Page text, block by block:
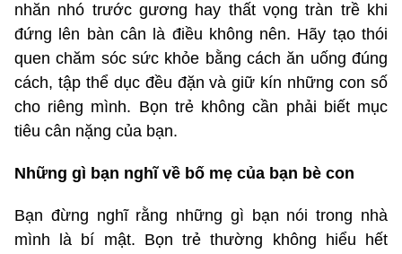
nhăn nhó trước gương hay thất vọng tràn trề khi
đứng lên bàn cân là điều không nên. Hãy tạo thói
quen chăm sóc sức khỏe bằng cách ăn uống đúng
cách, tập thể dục đều đặn và giữ kín những con số
cho riêng mình. Bọn trẻ không cần phải biết mục
tiêu cân nặng của bạn.
Những gì bạn nghĩ về bố mẹ của bạn bè con
Bạn đừng nghĩ rằng những gì bạn nói trong nhà
mình là bí mật. Bọn trẻ thường không hiểu hết